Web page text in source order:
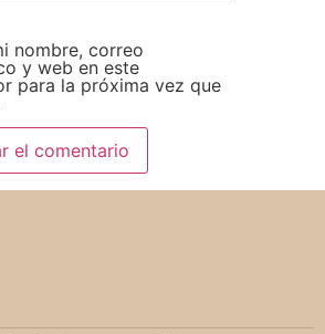
nombre, correo
y web en este
para la próxima vez que